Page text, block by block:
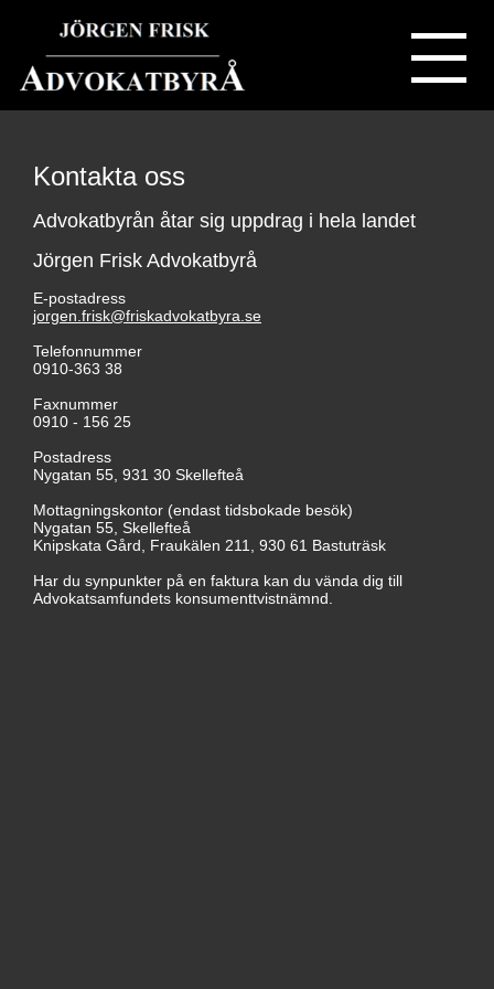
Kontakta oss
Advokatbyrån åtar sig uppdrag i hela landet
Jörgen Frisk Advokatbyrå
E-postadress
jorgen.frisk@friskadvokatbyra.se
Telefonnummer
0910-363 38
Faxnummer
0910 - 156 25
Postadress
Nygatan 55, 931 30 Skellefteå
Mottagningskontor (endast tidsbokade besök)
Nygatan 55, Skellefteå
Knipskata Gård, Fraukälen 211, 930 61 Bastuträsk
Har du synpunkter på en faktura kan du vända dig till
Advokatsamfundets konsumenttvistnämnd.